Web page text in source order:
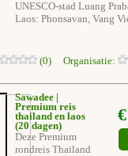
UNESCO-stad Luang
Laos: Phonsavan, Vang
(0) Organisatie:
Sawadee |
Premium reis
thailand en laos
(20 dagen)
Deze Premium
rondreis Thailand